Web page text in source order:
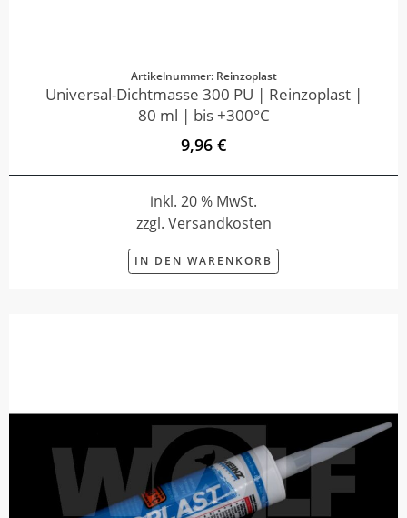
Artikelnummer: Reinzoplast
Universal-Dichtmasse 300 PU | Reinzoplast |
80 ml | bis +300°C
9,96 €
inkl. 20 % MwSt.
zzgl. Versandkosten
IN DEN WARENKORB